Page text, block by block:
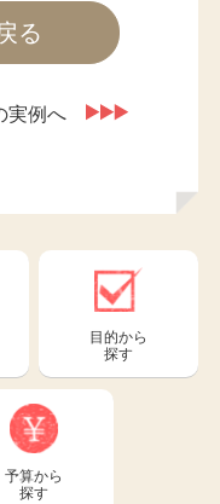
る
実例へ
目的から
探す
予算から
探す